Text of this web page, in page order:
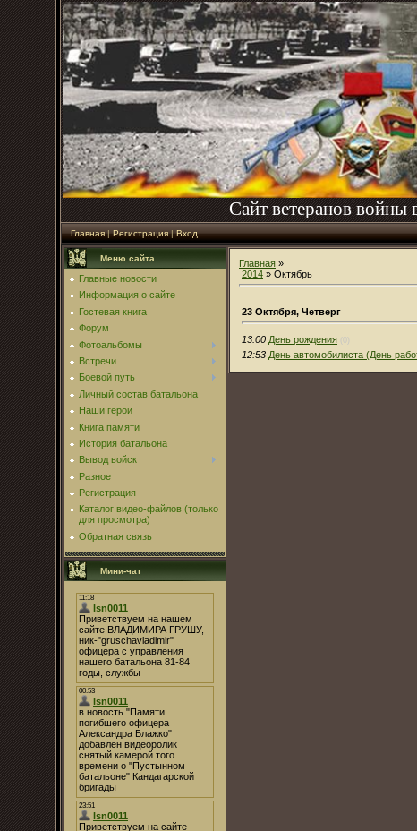
Сайт ветеранов войны
Главная|Регистрация|Вход
Меню сайта
Главные новости
Информация о сайте
Гостевая книга
Форум
Фотоальбомы
Встречи
Боевой путь
Личный состав батальона
Наши герои
Книга памяти
История батальона
Вывод войск
Разное
Регистрация
Каталог видео-файлов (только
для просмотра)
Обратная связь
Мини-чат
Главная »
2014 » Октябрь
23 Октября, Четверг
13:00 День рождения
12:53 День автомобилиста (День